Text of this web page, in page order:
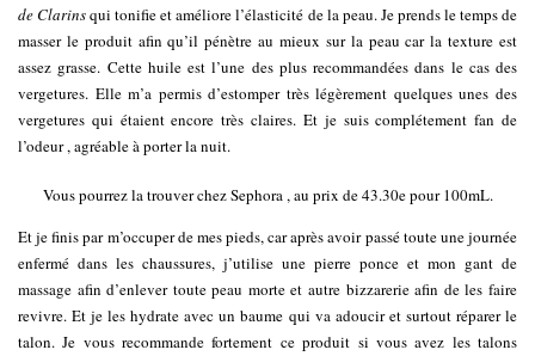
de Clarinsqui tonifie et améliore l’élasticité de la peau. Je prends le temps de
masser le produit afin qu’il pénètre au mieux sur la peau car la texture est
assez grasse. Cette huile est l’une des plus recommandées dans le cas des
vergetures. Elle m’a permis d’estomper très légèrement quelques unes des
vergetures qui étaient encore très claires. Et je suis complétement fan de
l’odeur , agréable à porter la nuit.
Vous pourrez la trouver chez Sephora , au prix de 43.30e pour 100mL.
Et je finis par m’occuper de mes pieds, car après avoir passé toute une journée
enfermé dans les chaussures, j’utilise une pierre ponce et mon gant de
massage afin d’enlever toute peau morte et autre bizzarerie afin de les faire
revivre. Et je les hydrate avec un baume qui va adoucir et surtout réparer le
talon. Je vous recommande fortement ce produit si vous avez les talons